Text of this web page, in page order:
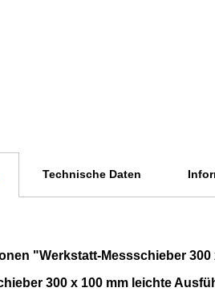
Technische Daten
"Werkstatt-Messschieber
300 x 100 mm leichte